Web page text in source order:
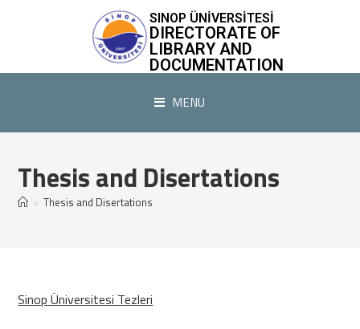
SINOP ÜNİVERSİTESİ
DIRECTORATE OF
LIBRARY AND
DOCUMENTATION
MENU
Thesis and Disertations
> Thesis and Disertations
Sinop Üniversitesi Tezleri